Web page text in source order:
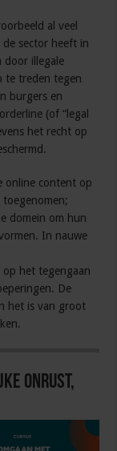
al veel
sector heeft in
door illegale
te treden tegen
burgers en
(of “legal
het recht op
online content op
toegenomen;
domein om hun
In nauwe
het tegengaan
De
het is van groot
onrust,